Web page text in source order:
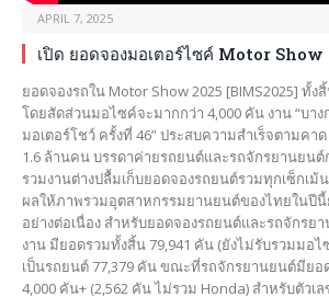
APRIL 7, 2025
เปิด ยอดจองมอเตอร์ไซค์ Motor Show
ยอดจองรถใน Motor Show 2025 [BIMS2025] ทั้
โดยสัดส่วนมอไซค์จะมากกว่า 4,000 คัน งาน “บา
มอเตอร์โชว์ ครั้งที่ 46” ประสบความสำเร็จตามคา
1.6 ล้านคน บรรดาค่ายรถยนต์และรถจักรยานยนต์
รวมงานต่างปลื้มเก็บยอดจองรถยนต์รวมทุกเซ็กเม้
ผลให้ภาพรวมอุตสาหกรรมยานยนต์ของไทยในปีนี้
อย่างต่อเนื่อง สำหรับยอดจองรถยนต์และรถจักรย
งาน มียอดรวมทั้งสิ้น 79,941 คัน (ยังไม่รับรวมมอไ
เป็นรถยนต์ 77,379 คัน ขณะที่รถจักรยานยนต์มียอ
4,000 คัน+ (2,562 คัน ไม่รวม Honda) สำหรับตัวเ